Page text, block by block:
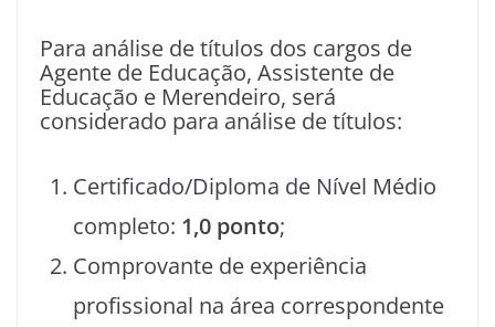
Para análise de títulos dos cargos de
Agente de Educação, Assistente de
Educação e Merendeiro, será
considerado para análise de títulos:
Certificado/Diploma de Nível Médio
completo: 1,0 ponto;
Comprovante de experiência
profissional na área correspondente